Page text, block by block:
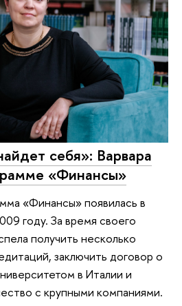
себя»: Варвара
«Финансы»
«Финансы» появилась в
году. За время своего
получить несколько
заключить договор о
в Италии и
с крупными компаниями.